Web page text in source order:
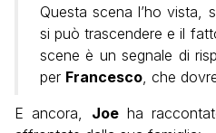
Questa scena l’ho vista,
si può trascendere e il
scene è un segnale di
per Francesco , che
E ancora, Joeha